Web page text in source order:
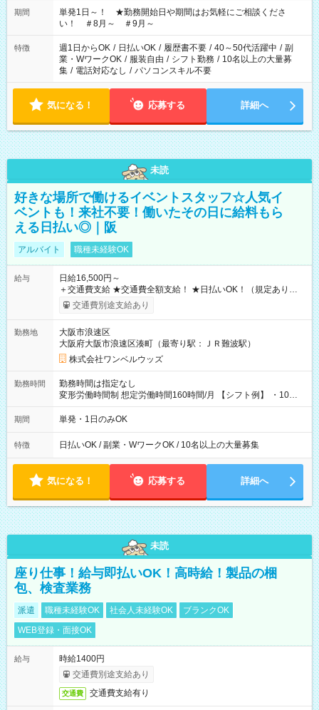
期間
単発1日～！ ★勤務開始日や期間はお気軽にご相談くださ
い！ ＃8月～ ＃9月～
特徴 週1日からOK / 日払いOK / 履歴書不要 / 40～50代活躍中 / 副
業・WワークOK / 服装自由 / シフト勤務 / 10名以上の大量募
集 / 電話対応なし / パソコンスキル不要
気になる！ 応募する 詳細へ
未読
好きな場所で働けるイベントスタッフ☆人気イ
ベントも！来社不要！働いたその日に給料もら
える日払い◎｜阪
アルバイト 職種未経験OK
給与
日給16,500円～
＋交通費支給 ★交通費全額支給！ ★日払いOK！（規定あり） ┗
働いたその日に現金GET♪ お仕事後はコンビニATMから 日払
交通費別途支給あり
勤務地
大阪市浪速区
大阪府大阪市浪速区湊町（最寄り駅：ＪＲ難波駅）
株式会社ワンベルウッズ
勤務時間
勤務時間は指定なし
変形労働時間制 想定労働時間160時間/月 【シフト例】 ・10：
00～20：00
期間 単発・1日のみOK
特徴 日払いOK / 副業・WワークOK / 10名以上の大量募集
気になる！ 応募する 詳細へ
未読
座り仕事！給与即払いOK！高時給！製品の梱
包、検査業務
派遣 職種未経験OK 社会人未経験OK
ブランクOK
WEB登録・面接OK
給与
時給1400円
交通費別途支給あり
交通費 交通費支給有り